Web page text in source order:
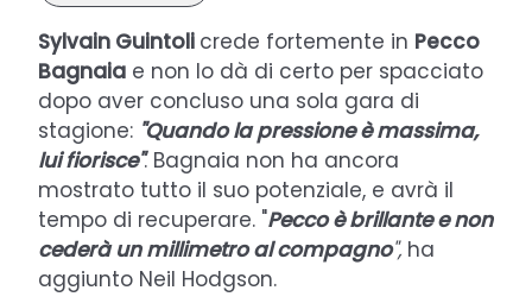
Sylvain Guintoli crede fortemente in Pecco
Bagnaia e non lo dà di certo per spacciato
dopo aver concluso una sola gara di
stagione: "Quando la pressione è massima,
lui fiorisce". Bagnaia non ha ancora
mostrato tutto il suo potenziale, e avrà il
tempo di recuperare. "Pecco è brillante e non
cederà un millimetro al compagno", ha
aggiunto Neil Hodgson.